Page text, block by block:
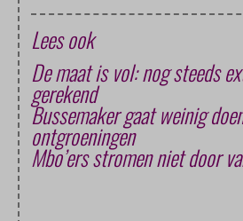
Lees ook
De maat is vol: nog steeds
gerekend
Bussemaker gaat weinig
ontgroeningen
Mbo’ers stromen niet door